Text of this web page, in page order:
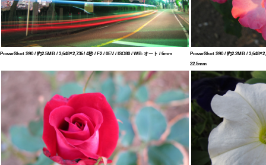
PowerShot S90 / 約2.5MB / 3,648×2,736 / 4秒 / F2 / 0EV / ISO80 / WB:オート / 6mm
PowerShot S90 / 約2.2MB /
22.5mm